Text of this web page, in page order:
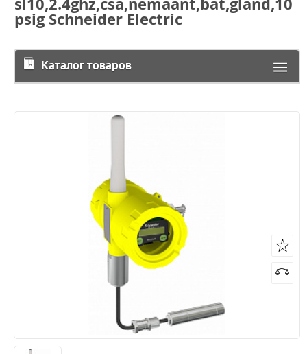
psig Schneider Electric
Каталог товаров